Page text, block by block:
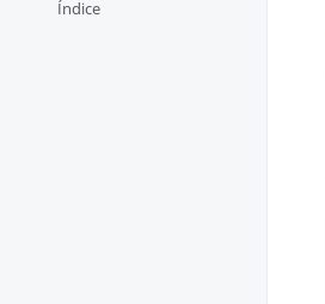
Índice